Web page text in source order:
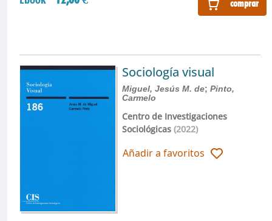
comprar
Sociología visual
Miguel, Jesús M. de; Pinto,
Carmelo
Centro de Investigaciones
Sociológicas(2022)
Añadir a favoritos